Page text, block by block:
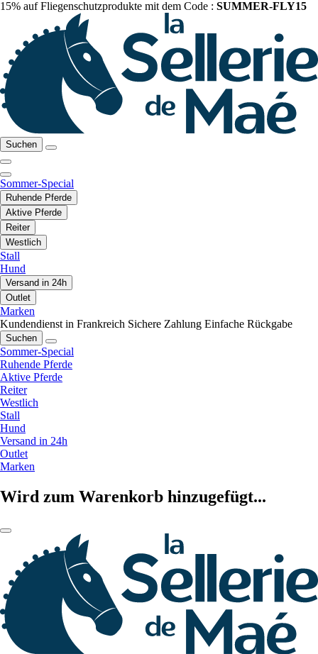
15% auf Fliegenschutzprodukte mit dem Code : SUMMER-FLY15
Suchen
Sommer-Special
Ruhende Pferde
Aktive Pferde
Reiter
Westlich
Stall
Hund
Versand in 24h
Outlet
Marken
Kundendienst in Frankreich Sichere Zahlung Einfache Rückgabe
Suchen
Sommer-Special
Ruhende Pferde
Aktive Pferde
Reiter
Westlich
Stall
Hund
Versand in 24h
Outlet
Marken
Wird zum Warenkorb hinzugefügt...